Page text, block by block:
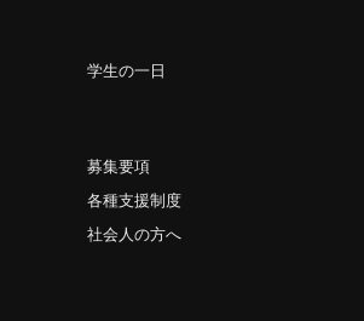
学生の一日
募集要項
各種支援制度
社会人の方へ